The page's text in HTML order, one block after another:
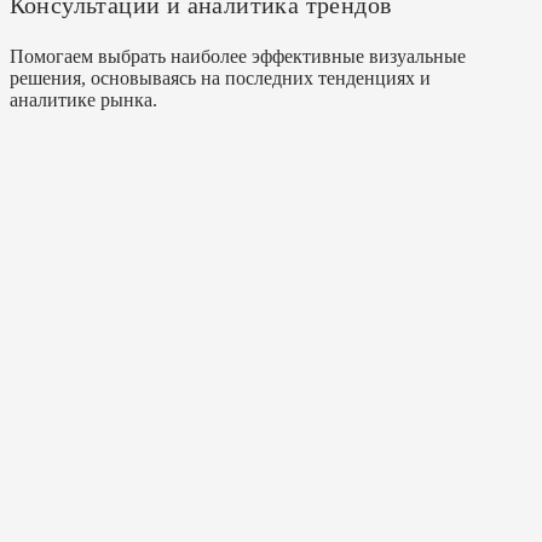
Помогаем выбрать наиболее эффективные визуальные
решения, основываясь на последних тенденциях и
аналитике рынка.